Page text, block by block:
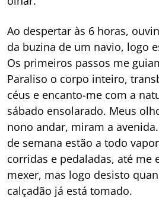
Ao despertar às 6 horas,
da buzina de um navio, logo
Os primeiros passos me
Paraliso o corpo inteiro,
céus e encanto-me com a
sábado ensolarado. Meus
nono andar, miram a
de semana estão a todo
corridas e pedaladas, até me
mexer, mas logo desisto
calçadão já está tomado.